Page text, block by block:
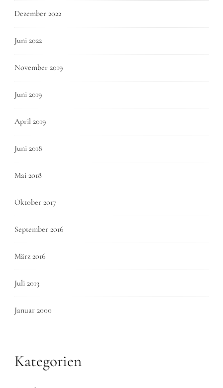
Dezember 2022
Juni 2022
November 2019
Juni 2019
April 2019
Juni 2018
Mai 2018
Oktober 2017
September 2016
März 2016
Juli 2013
Januar 2000
Kategorien